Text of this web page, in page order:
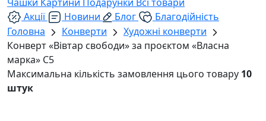
Акції
Новини Блог
Благодійність
Головна
Конверти
Художні конверти
Конверт «Вівтар свободи» за проєктом «Власна
марка» C5
Максимальна кількість замовлення цього товару 10
штук